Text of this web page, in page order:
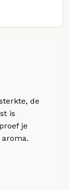
de
is
je